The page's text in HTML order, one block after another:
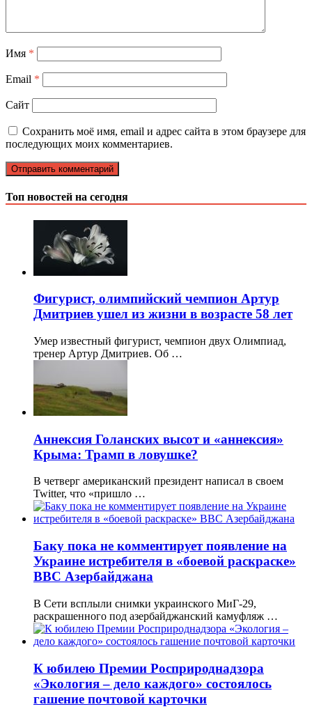
Имя *
Email *
Сайт
Сохранить моё имя, email и адрес сайта в этом браузере для
последующих моих комментариев.
Топ новостей на сегодня
Фигурист, олимпийский чемпион Артур
Дмитриев ушел из жизни в возрасте 58 лет
Умер известный фигурист, чемпион двух Олимпиад,
тренер Артур Дмитриев. Об …
Аннексия Голанских высот и «аннексия»
Крыма: Трамп в ловушке?
В четверг американский президент написал в своем
Twitter, что «пришло …
Баку пока не комментирует появление на
Украине истребителя в «боевой раскраске»
ВВС Азербайджана
В Сети всплыли снимки украинского МиГ-29,
раскрашенного под азербайджанский камуфляж …
К юбилею Премии Росприроднадзора
«Экология – дело каждого» состоялось
гашение почтовой карточки